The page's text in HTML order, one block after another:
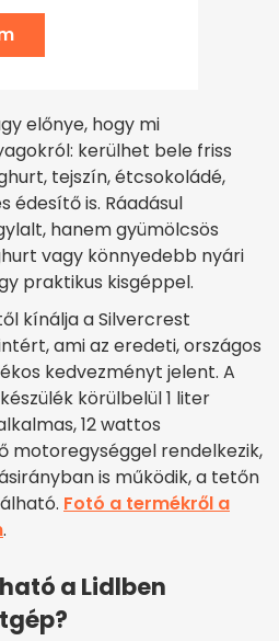
előnye, hogy mi
kerülhet bele friss
tejszín, étcsokoládé,
édesítő is. Ráadásul
hanem gyümölcsös
vagy könnyedebb nyári
praktikus kisgéppel.
kínálja a Silvercrest
ami az eredeti, országos
kedvezményt jelent. A
körülbelül 1 liter
12 wattos
motoregységgel rendelkezik,
is működik, a tetőn
Fotó a termékről a
.
a Lidlben